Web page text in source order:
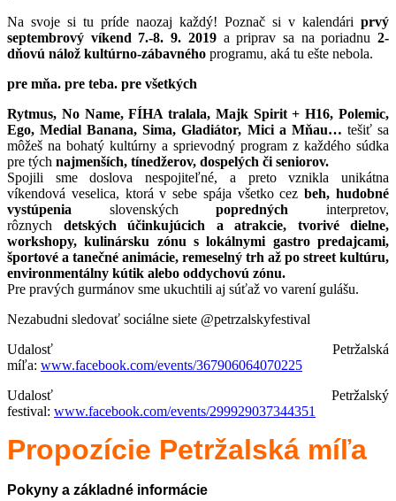
Na svoje si tu príde naozaj každý! Poznač si v kalendári prvý
septembrový víkend 7.-8. 9. 2019a priprav sa na poriadnu2-
dňovú nálož kultúrno-zábavného programu, aká tu ešte nebola.
pre mňa. pre teba. pre všetkých
Rytmus, No Name, FÍHA tralala, Majk Spirit + H16, Polemic,
Ego, Medial Banana, Sima, Gladiátor, Mici a Mňau… tešiť sa
môžeš na bohatý kultúrny a sprievodný program z každého súdka
pre tých najmenších, tínedžerov, dospelých či seniorov.
Spojili sme doslova nespojiteľné, a preto vznikla unikátna
víkendová veselica, ktorá v sebe spája všetko cezbeh,hudobné
vystúpenia slovenskýchpopredných interpretov,
rôznych detských účinkujúcich a atrakcie, tvorivé dielne,
workshopy, kulinársku zónu s lokálnymi gastro predajcami,
športové a tanečné animácie, remeselný trh až po street kultúru,
environmentálny kútik alebo oddychovú zónu.
Pre pravých gurmánov sme ukuchtili aj súťaž vo varení gulášu.
Nezabudni sledovať sociálne siete @petrzalskyfestival
Udalosť Petržalská
míľa: www.facebook.com/events/367906064070225
Udalosť Petržalský
festival: www.facebook.com/events/299929037344351
Propozície Petržalská míľa
Pokyny a základné informácie